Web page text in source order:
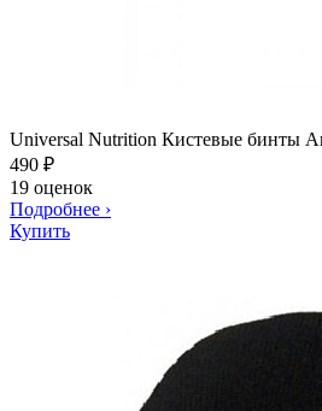
Universal Nutrition Кистевые бинты
490 ₽
19 оценок
Подробнее ›
Купить